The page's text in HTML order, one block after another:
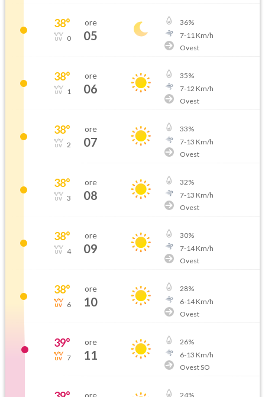
38°
0
ore
05
36%
7-11 Km/h
Ovest
38°
1
ore
06
35%
7-12 Km/h
Ovest
38°
2
ore
07
33%
7-13 Km/h
Ovest
38°
3
ore
08
32%
7-13 Km/h
Ovest
38°
4
ore
09
30%
7-14Km/h
Ovest
38°
6
ore
10
28%
6-14Km/h
Ovest
39°
7
ore
11
26%
6-13 Km/h
Ovest SO
ore 24%